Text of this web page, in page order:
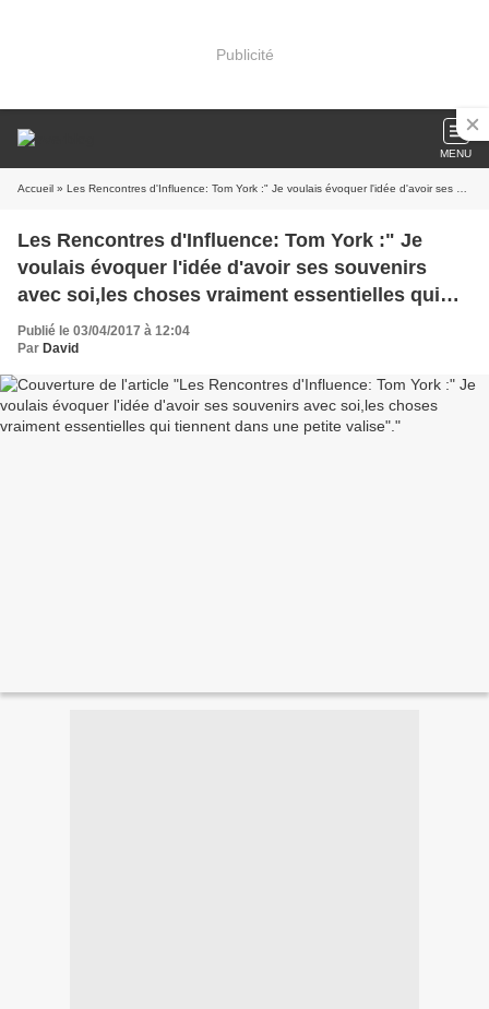
Publicité
MENU
Accueil » Les Rencontres d'Influence: Tom York :" Je voulais évoquer l'idée d'avoir ses souvenirs avec soi,les choses vraiment essentielles qui tiennent dans une petite valise".
Les Rencontres d'Influence: Tom York :" Je
voulais évoquer l'idée d'avoir ses souvenirs
avec soi,les choses vraiment essentielles qui
tiennent dans une petite valise".
Publié le 03/04/2017 à 12:04
Par David